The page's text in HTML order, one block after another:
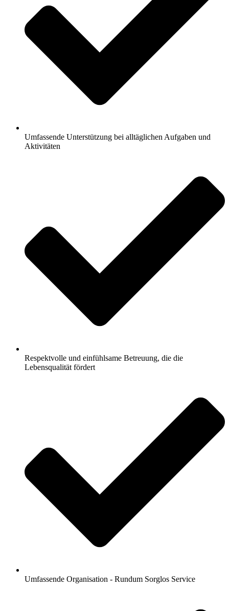
Umfassende Unterstützung bei alltäglichen Aufgaben und
Aktivitäten
Respektvolle und einfühlsame Betreuung, die die
Lebensqualität fördert
Umfassende Organisation - Rundum Sorglos Service